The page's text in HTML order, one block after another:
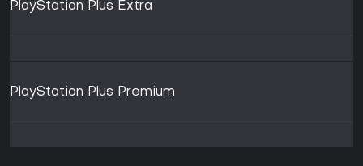
PlayStation Plus Extra
PlayStation Plus Premium